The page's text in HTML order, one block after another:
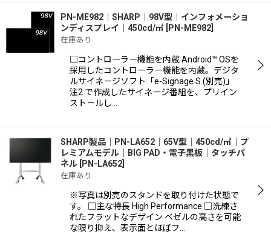
PN-ME982｜SHARP｜98V型｜インフォメーショ
ンディスプレイ｜450cd/㎡
PN-ME982
在庫あり
□コントローラー機能を内蔵 Android™ OSを
採用したコントローラー機能を内蔵。デジタ
ルサイネージソフト「e-Signage S (別売)」
注2 で作成したサイネージ番組を、プリイン
ストールし…
SHARP製品｜PN-LA652｜65V型｜450cd/㎡｜プ
レミアムモデル｜BIG PAD・電子黒板｜タッチパ
ネル
PN-LA652
在庫あり
※写真は別売のスタンドを取り付けた状態で
す。 □主な特長 High Performance □洗練さ
れたフラットなデザイン ベゼルの高さを可能
な限り抑え、表示面とほぼフ…